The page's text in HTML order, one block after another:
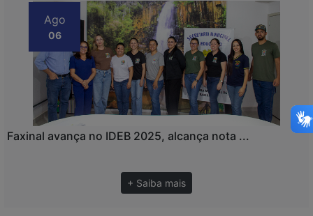
Ago
06
Faxinal avança no IDEB 2025, alcança nota ...
+ Saiba mais